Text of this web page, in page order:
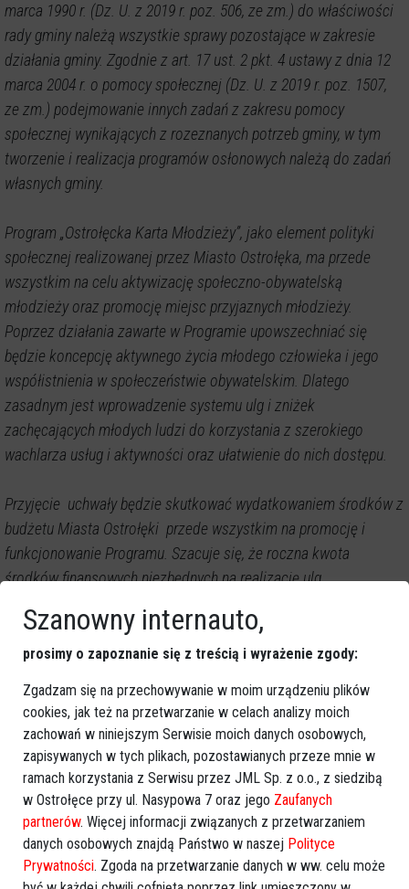
marca 1990 r. (Dz. U. z 2019 r. poz. 506, ze zm.) do właściwości
rady gminy należą wszystkie sprawy pozostające w zakresie
działania gminy. Zgodnie z art. 17 ust. 2 pkt. 4 ustawy z dnia 12
marca 2004 r. o pomocy społecznej (Dz. U. z 2019 r. poz. 1507,
ze zm.) podejmowanie innych zadań z zakresu pomocy
społecznej wynikających z rozeznanych potrzeb gminy, w tym
tworzenie i realizacja programów osłonowych należą do zadań
własnych gminy.
Program „Ostrołęcka Karta Młodzieży”, jako element polityki
społecznej realizowanej przez Miasto Ostrołęka, ma przede
wszystkim na celu aktywizację społeczno-obywatelską
młodzieży oraz promocję miejsc przyjaznych młodzieży.
Poprzez działania zawarte w Programie upowszechniać się
będzie koncepcję aktywnego życia młodego człowieka i jego
współistnienia w społeczeństwie obywatelskim. Dlatego
zasadnym jest wprowadzenie systemu ulg i zniżek
zachęcających młodych ludzi do korzystania z szerokiego
wachlarza usług i aktywności oraz ułatwienie do nich dostępu.
Przyjęcie uchwały będzie skutkować wydatkowaniem środków z
budżetu Miasta Ostrołęki przede wszystkim na promocję i
funkcjonowanie Programu. Szacuje się, że roczna kwota
środków finansowych niezbędnych na realizację ulg
50.000,00 zł. W pierwszym roku planuje się zakup 9 tys. kart oraz
drukarki do ich personalizacji oraz na dystrybuowanie kart oraz
związanych z funkcjonowaniem Programu, co skutkować będzie
wydatkami 10.000,00 zł. Zakłada się również, iż potencjalne
zmniejszenie dochodów jednostek organizacyjnych Miasta w
związku z przyjętymi w Programie zniżkami, zostanie
skompensowane wpływami ze zwiększonej frekwencji
młodzieży.
Decyzję w tej sprawie radni podejmą podczas najbliższej
Szanowny internauto,
prosimy o zapoznanie się z treścią i wyrażenie zgody:
Zgadzam się na przechowywanie w moim urządzeniu plików
cookies, jak też na przetwarzanie w celach analizy moich
zachowań w niniejszym Serwisie moich danych osobowych,
zapisywanych w tych plikach, pozostawianych przeze mnie w
ramach korzystania z Serwisu przez JML Sp. z o.o., z siedzibą
w Ostrołęce przy ul. Nasypowa 7 oraz jego Zaufanych
partnerów. Więcej informacji związanych z przetwarzaniem
danych osobowych znajdą Państwo w naszej Polityce
Prywatności. Zgoda na przetwarzanie danych w ww. celu może